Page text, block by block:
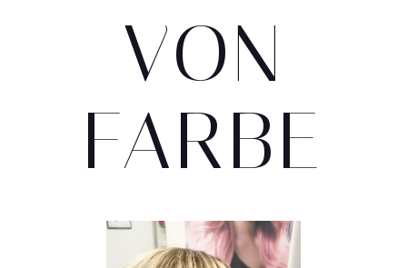
VON
FARBE